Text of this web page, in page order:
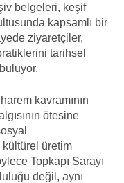
belgeleri, keşif
kapsamlı bir
ziyaretçiler,
tarihsel
kavramının
ötesine
kültürel üretim
Topkapı Sarayı
değil, aynı